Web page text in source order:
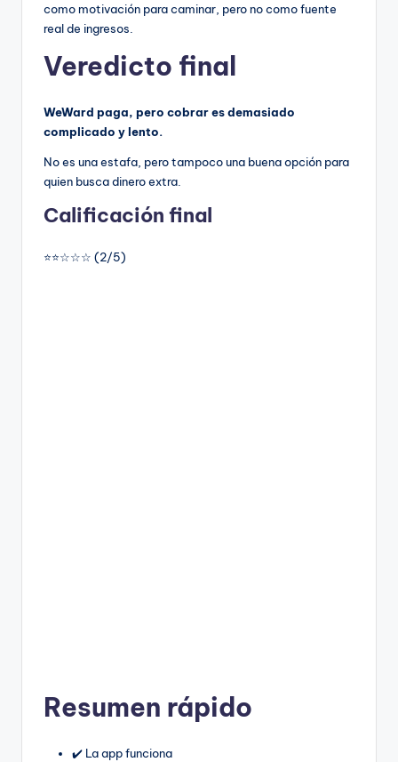
como motivación para caminar, pero no como fuente
real de ingresos.
Veredicto final
WeWard paga, pero cobrar es demasiado
complicado y lento.
No es una estafa, pero tampoco una buena opción para
quien busca dinero extra.
Calificación final
⭐⭐☆☆☆ (2/5)
Resumen rápido
✔️ La app funciona